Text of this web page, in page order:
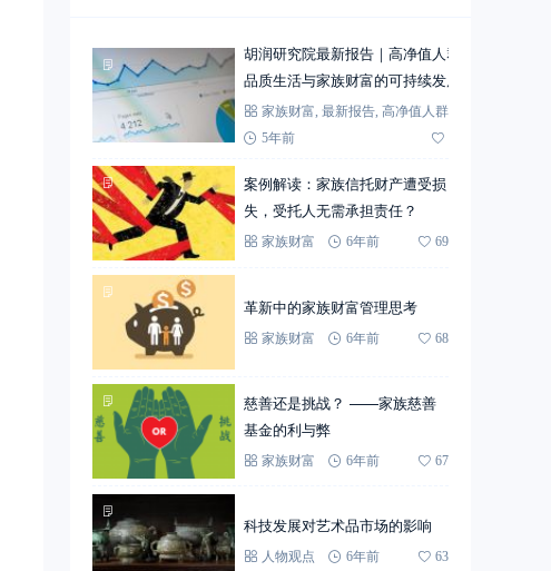
胡润研究院最新报告｜高净值人群
品质生活与家族财富的可持续发展
家族财富 最新报告 高净值人群
5年前
案例解读：家族信托财产遭受损
失，受托人无需承担责任？
家族财富 6年前 69
革新中的家族财富管理思考
家族财富 6年前 68
慈善还是挑战？ ——家族慈善
基金的利与弊
家族财富 6年前 67
科技发展对艺术品市场的影响
人物观点 6年前 63